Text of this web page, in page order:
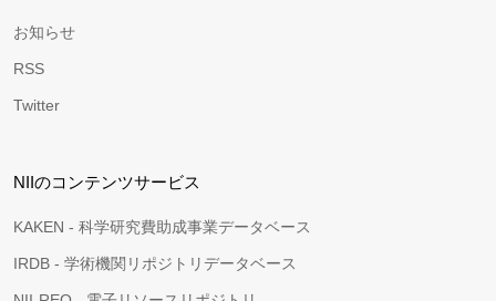
お知らせ
RSS
Twitter
NIIのコンテンツサービス
KAKEN - 科学研究費助成事業データベース
IRDB - 学術機関リポジトリデータベース